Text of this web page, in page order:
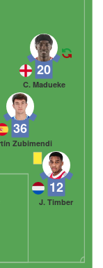
12
J. Timber
36
Zubimendi
20
C. Madueke